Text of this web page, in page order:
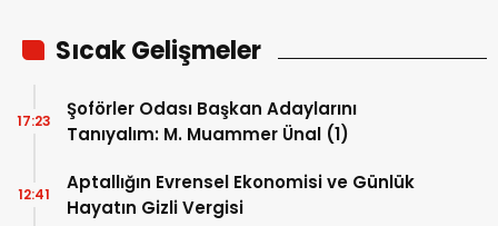
Sıcak Gelişmeler
Şoförler Odası Başkan Adaylarını
Tanıyalım: M. Muammer Ünal (1)
17:23
Aptallığın Evrensel Ekonomisi ve Günlük
Hayatın Gizli Vergisi
12:41